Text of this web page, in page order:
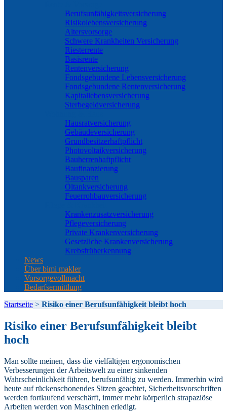
Berufs­unfähigkeitsversicherung
Risikolebensversicherung
Altersvorsorge
Schwere Krankheiten Versicherung
Riesterrente
Basisrente
Rentenversicherung
Fondsgebundene Lebensversicherung
Fondsgebundene Rentenversicherung
Kapitallebensversicherung
Sterbegeldversicherung
Hausratversicherung
Gebäudeversicherung
Grundbesitzerhaftpflicht
Photovoltaikversicherung
Bauherrenhaftpflicht
Baufinanzierung
Bausparen
Öltankversicherung
Feuerrohbauversicherung
Krankenzusatzversicherung
Pflegeversicherung
Private Krankenversicherung
Gesetzliche Krankenversicherung
Krebsfrüherkennung
News
Über bimi makler
Vorsorgevollmacht
Bedarfsermittlung
Startseite > Risiko einer Berufsunfähigkeit bleibt hoch
Risiko einer Berufsunfähigkeit bleibt
hoch
Man sollte meinen, dass die vielfältigen ergonomischen
Verbesserungen der Arbeitswelt zu einer sinkenden
Wahrscheinlichkeit führen, berufsunfähig zu werden. Immerhin wird
heute auf rückenschonendes Sitzen geachtet, Sicherheitsvorschriften
werden fortlaufend verschärft, immer mehr körperlich strapaziöse
Arbeiten werden von Maschinen erledigt.